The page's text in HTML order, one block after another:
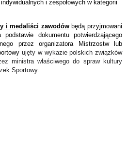
i zespołowych w kategorii
i medaliści zawodówbędą przyjmowani
dokumentu potwierdzającego
przez organizatora Mistrzostw lub
ujęty w wykazie polskich związków
ministra właściwego do spraw kultury
Sportowy.